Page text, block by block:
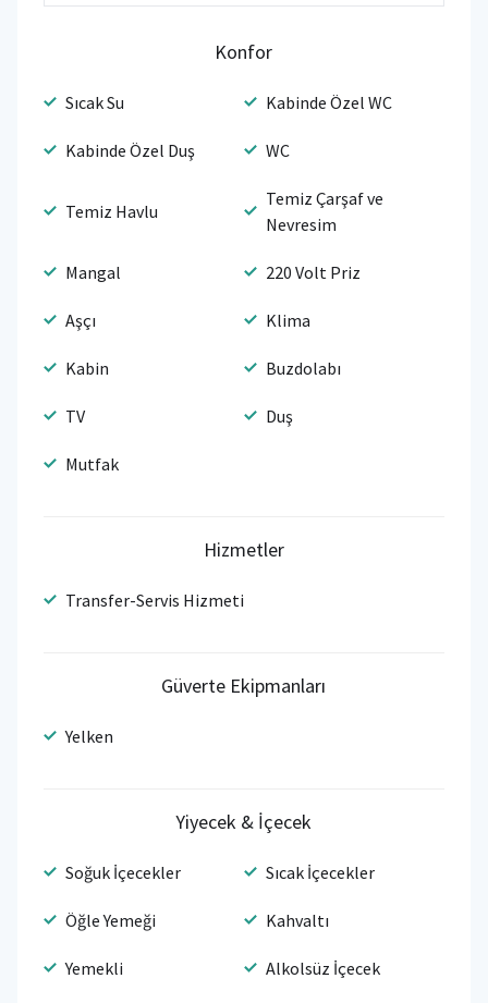
Konfor
Sıcak Su Kabinde Özel WC
Kabinde Özel Duş WC
Temiz Havlu
Temiz Çarşaf ve
Nevresim
Mangal 220 Volt Priz
Aşçı Klima
Kabin Buzdolabı
TV Duş
Mutfak
Hizmetler
Transfer-Servis Hizmeti
Güverte Ekipmanları
Yelken
Yiyecek & İçecek
Soğuk İçecekler Sıcak İçecekler
Öğle Yemeği Kahvaltı
Yemekli Alkolsüz İçecek